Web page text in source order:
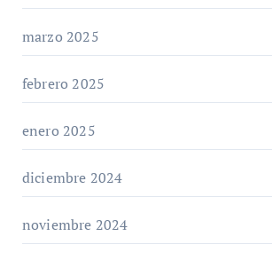
marzo 2025
febrero 2025
enero 2025
diciembre 2024
noviembre 2024